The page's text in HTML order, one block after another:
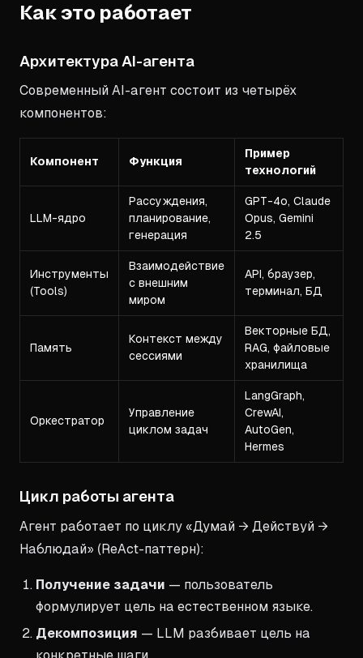
Как это работает
Архитектура AI-агента
Современный AI-агент состоит из четырёх
компонентов:
Компонент Функция
Пример
технологий
LLM-ядро
Рассуждения,
планирование,
генерация
GPT-4o, Claude
Opus, Gemini
2.5
Инструменты
(Tools)
Взаимодействие
с внешним
миром
API, браузер,
терминал, БД
Память
Контекст между
сессиями
Векторные БД,
RAG, файловые
хранилища
Оркестратор
Управление
циклом задач
LangGraph,
CrewAI,
AutoGen,
Hermes
Цикл работы агента
Агент работает по циклу «Думай → Действуй →
Наблюдай» (ReAct-паттерн):
Получение задачи — пользователь
формулирует цель на естественном языке.
Декомпозиция — LLM разбивает цель на